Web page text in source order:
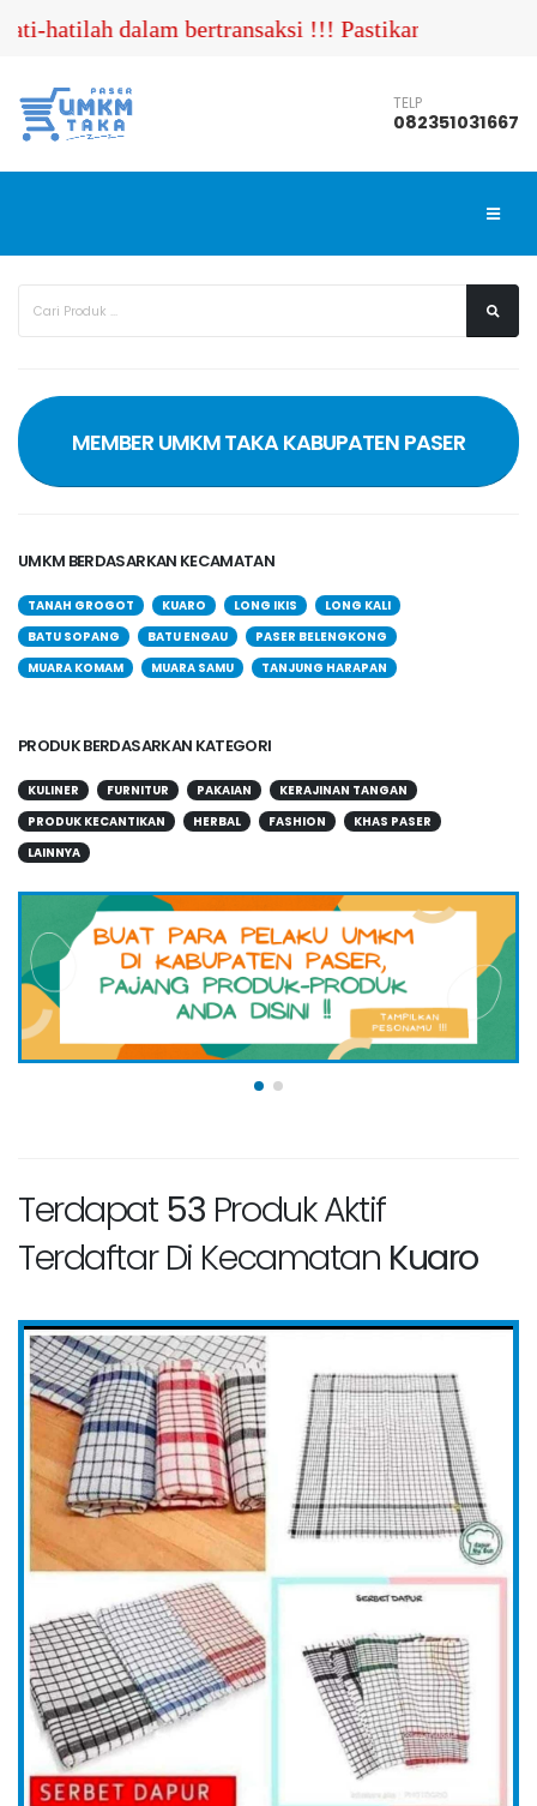
bertransaksi !!! Pastikan Anda menghubungi
TELP
082351031667
MEMBER UMKM TAKA KABUPATEN PASER
UMKM BERDASARKAN KECAMATAN
TANAH GROGOT KUARO LONG IKIS
LONG KALI
BATU SOPANG
BATU ENGAU
PASER BELENGKONG
MUARA KOMAM
MUARA SAMU TANJUNG HARAPAN
PRODUK BERDASARKAN KATEGORI
KULINER FURNITUR PAKAIAN
KERAJINAN TANGAN
PRODUK KECANTIKAN
HERBAL FASHION
KHAS PASER
LAINNYA
Terdapat 53 Produk Aktif
Terdaftar Di Kecamatan Kuaro